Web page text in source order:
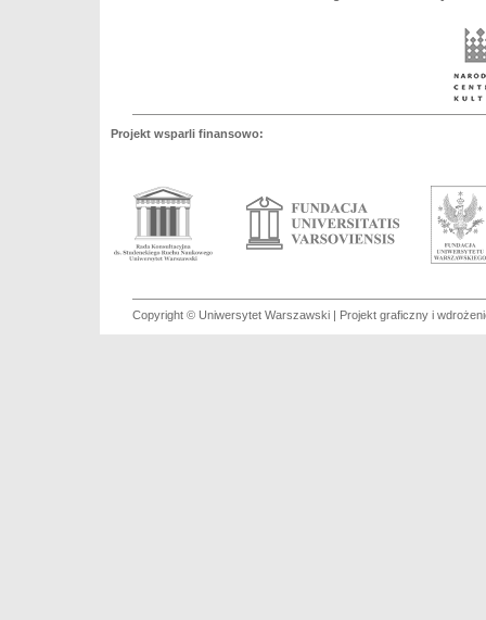
Projekt wsparli finansowo:
Copyright © Uniwersytet Warszawski | Projekt graficzny i